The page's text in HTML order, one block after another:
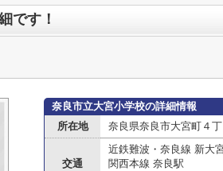
です！
奈良市立大宮小学校の詳細情報
所在地
奈良県奈良市大宮町４
交通
近鉄難波・奈良線 新大
関西本線 奈良駅